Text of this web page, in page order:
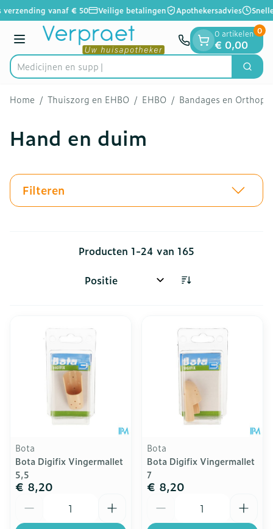
Ga naar de inhoud
1 van 1vanaf € 50 Veilige betalingen Apothekersadvies
Menu
Product, merk, categorie...
Zoek
0 artikelen
€ 0,00
0
Home / Thuiszorg en EHBO / EHBO / Bandages en
Hand en duim
Filteren
Producten 1-24 van 165
Sorteer op:
Bota
Bota Digifix Vingermallet
5,5
€ 8,20
Bota
Bota Digifix Vingermallet
7
€ 8,20